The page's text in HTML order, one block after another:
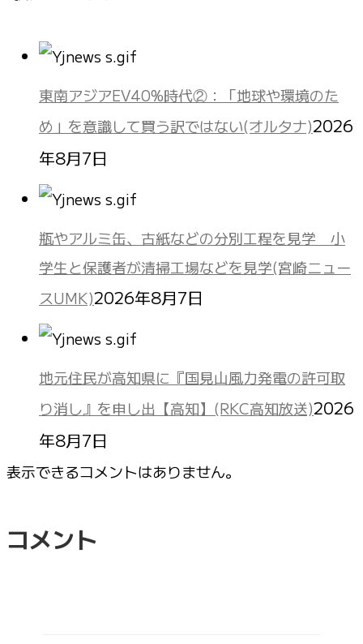
東南アジアEV40%時代②：「地球や環境のた
め」を意識して買う訳ではない(オルタナ)2026
年8月7日
瓶やアルミ缶、古紙などの分別工程を見学 小
学生と保護者が清掃工場などを見学(宮崎ニュー
スUMK)2026年8月7日
地元住民が高知県に『国見山風力発電の許可取
り消し』を申し出【高知】(RKC高知放送)2026
年8月7日
表示できるコメントはありません。
コメント